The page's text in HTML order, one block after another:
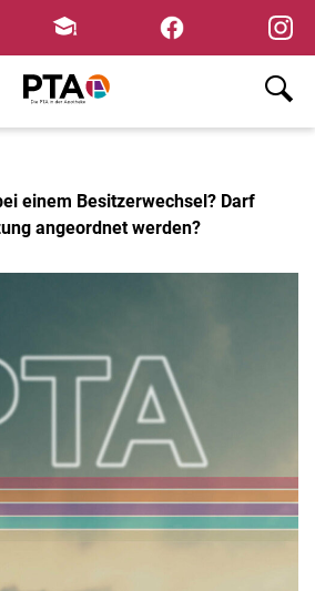
Fortbildungen
Home
einem Besitzerwechsel? Darf
angeordnet werden?